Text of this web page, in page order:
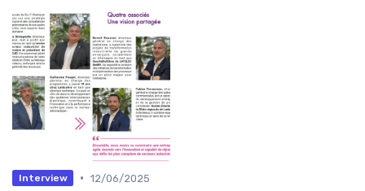
Interview • 12/06/2025